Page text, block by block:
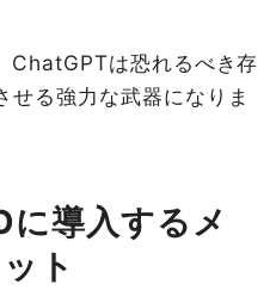
ChatGPTは恐れるべき存
せる強力な武器になりま
導入するメ
ト